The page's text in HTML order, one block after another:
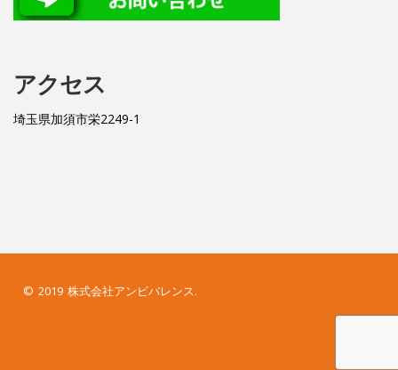
アクセス
埼玉県加須市栄2249-1
© 2019 株式会社アンビバレンス.